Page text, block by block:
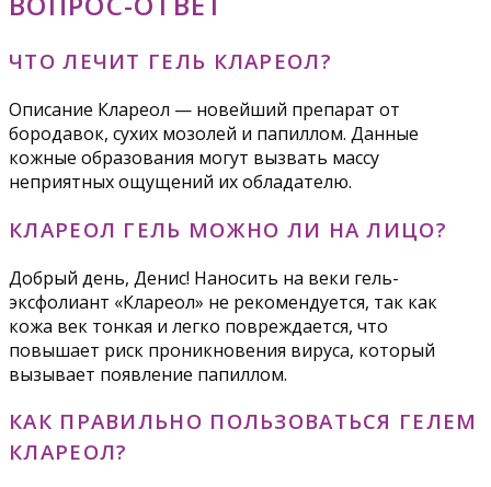
ЧТО ЛЕЧИТ ГЕЛЬ КЛАРЕОЛ?
Описание Клареол — новейший препарат от
бородавок, сухих мозолей и папиллом. Данные
кожные образования могут вызвать массу
неприятных ощущений их обладателю.
КЛАРЕОЛ ГЕЛЬ МОЖНО ЛИ НА ЛИЦО?
Добрый день, Денис! Наносить на веки гель-
эксфолиант «Клареол» не рекомендуется, так как
кожа век тонкая и легко повреждается, что
повышает риск проникновения вируса, который
вызывает появление папиллом.
КАК ПРАВИЛЬНО ПОЛЬЗОВАТЬСЯ ГЕЛЕМ
КЛАРЕОЛ?